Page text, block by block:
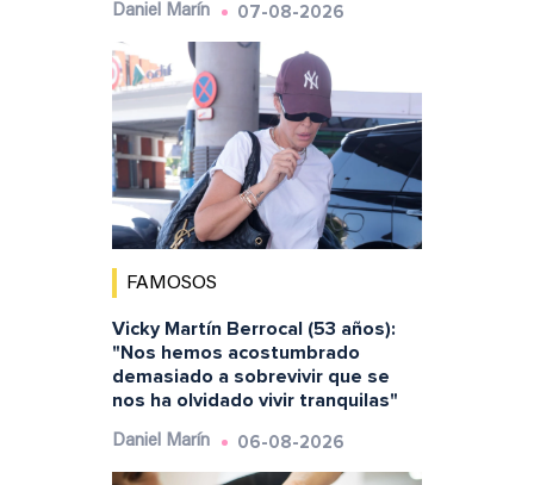
Daniel Marín 07-08-2026
FAMOSOS
Vicky Martín Berrocal (53 años):
"Nos hemos acostumbrado
demasiado a sobrevivir que se
nos ha olvidado vivir tranquilas"
Daniel Marín 06-08-2026